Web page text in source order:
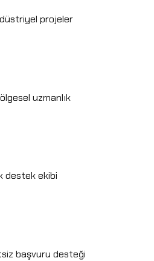
projeler
uzmanlık
destek ekibi
başvuru desteği